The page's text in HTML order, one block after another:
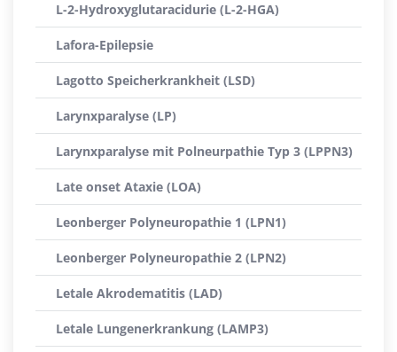
L-2-Hydroxyglutaracidurie (L-2-HGA)
Lafora-Epilepsie
Lagotto Speicherkrankheit (LSD)
Larynxparalyse (LP)
Larynxparalyse mit Polneurpathie Typ 3 (LPPN3)
Late onset Ataxie (LOA)
Leonberger Polyneuropathie 1 (LPN1)
Leonberger Polyneuropathie 2 (LPN2)
Letale Akrodematitis (LAD)
Letale Lungenerkrankung (LAMP3)